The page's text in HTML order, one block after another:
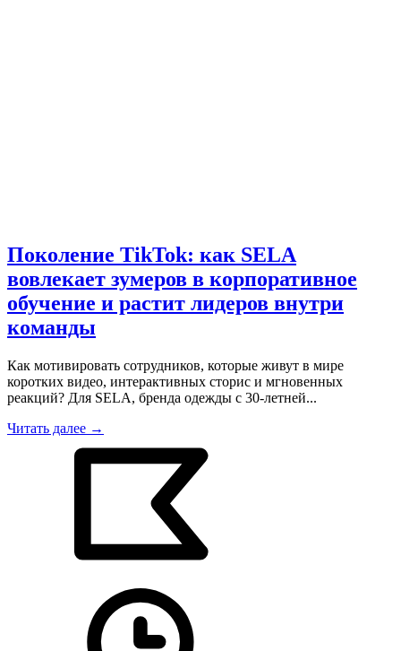
Поколение TikTok: как SELA
вовлекает зумеров в корпоративное
обучение и растит лидеров внутри
команды
Как мотивировать сотрудников, которые живут в мире
коротких видео, интерактивных сторис и мгновенных
реакций? Для SELA, бренда одежды с 30-летней...
Читать далее →